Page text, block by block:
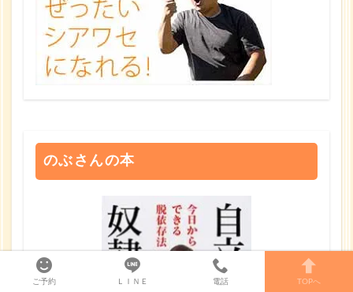
のぶさんの本
ご予約 ＬＩＮＥ 電話 TOPへ